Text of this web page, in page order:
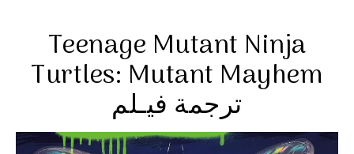
Teenage Mutant Ninja
Turtles: Mutant Mayhem
ترجمة فيـلم